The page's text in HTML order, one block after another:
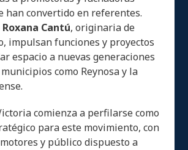
han convertido en referentes.
Roxana Cantú, originaria de
impulsan funciones y proyectos
espacio a nuevas generaciones
como Reynosa y la
comienza a perfilarse como
para este movimiento, con
y público dispuesto a